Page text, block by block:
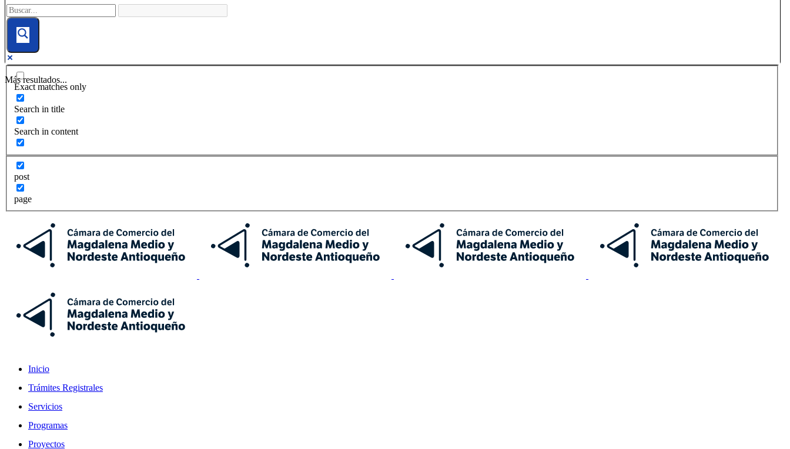
Más resultados...
Exact matches only
Search in title
Search in content
post
page
Inicio
Trámites Registrales
Servicios
Programas
Proyectos